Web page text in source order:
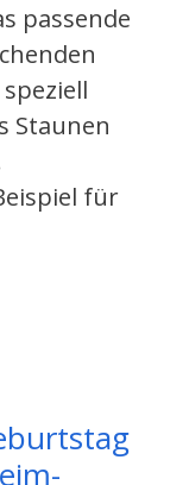
passende
Staunen
für